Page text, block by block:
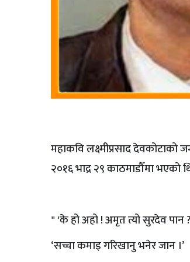
महाकवि लक्ष्मीप्रसाद देवकोटाको
२०१६ भाद्र २९ काठमाडौँमा भएको
" 'के हो अहो ! अमृत त्यो सुरदेव पान
‘सच्चा कमाइ गरिखानु भनेर जान ।’